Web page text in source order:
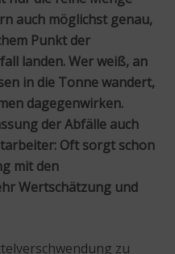
auch möglichst genau,
Punkt der
landen. Wer weiß, an
in die Tonne wandert,
dagegenwirken.
der Abfälle auch
Oft sorgt schon
mit den
Wertschätzung und
zu